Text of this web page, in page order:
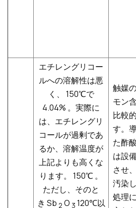
エチレングリコー
ルへの溶解性は悪
く、
150℃で
4.04% 。実際に
は、エチレングリ
コールが過剰であ
るか、溶解温度が
上記よりも高くな
ります。
150℃ 。
ただし、そのと
き Sb 2 O 3 120℃以
触媒
モン
比較
す。
た酢
は設
させ
汚染
処理